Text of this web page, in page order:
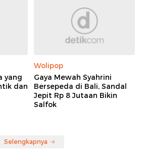
yang
dan
Wolipop
Gaya Mewah Syahrini
Bersepeda di Bali, Sandal
Jepit Rp 8 Jutaan Bikin
Salfok
Selengkapnya